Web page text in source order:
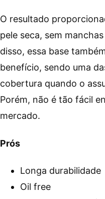
O resultado
pele seca, sem
disso, essa base
benefício, sendo uma
cobertura quando o
Porém, não é tão fácil
mercado.
Prós
Longa durabilidade
Oil free